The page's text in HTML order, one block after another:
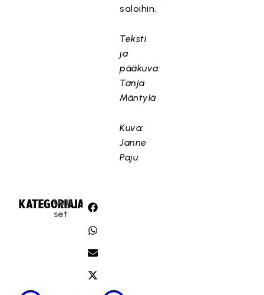
saloihin.
Teksti
ja
pääkuva:
Tanja
Mäntylä
Kuva:
Janne
Paju
KATEGORIA:
Uuti
set
JAA: